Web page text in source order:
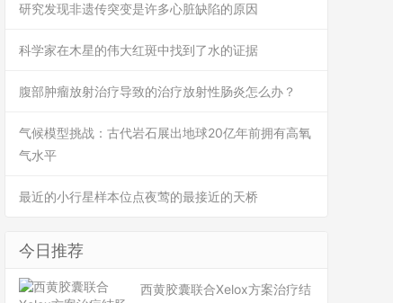
研究发现非遗传突变是许多心脏缺陷的原因
科学家在木星的伟大红斑中找到了水的证据
腹部肿瘤放射治疗导致的治疗放射性肠炎怎么办？
气候模型挑战：古代岩石展出地球20亿年前拥有高氧
气水平
最近的小行星样本位点夜莺的最接近的天桥
今日推荐
西黄胶囊联合Xelox方案治疗结